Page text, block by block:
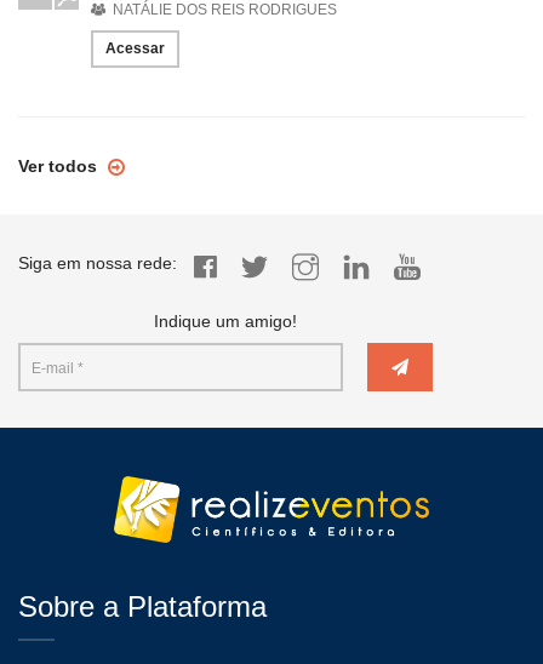
NATÁLIE DOS REIS RODRIGUES
Acessar
Ver todos
Siga em nossa rede:
Indique um amigo!
Sobre a Plataforma